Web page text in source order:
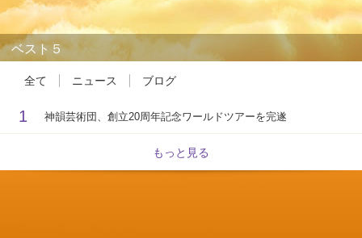
ベスト５
全て ニュース ブログ
1 神韻芸術団、創立20周年記念ワールドツアーを完遂
もっと見る